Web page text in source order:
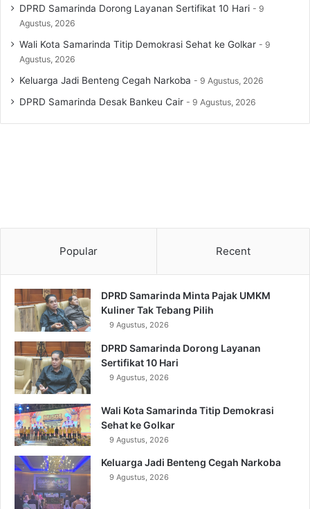
DPRD Samarinda Dorong Layanan Sertifikat 10 Hari
9
Agustus, 2026
Wali Kota Samarinda Titip Demokrasi Sehat ke Golkar
9
Agustus, 2026
Keluarga Jadi Benteng Cegah Narkoba 9 Agustus, 2026
DPRD Samarinda Desak Bankeu Cair 9 Agustus, 2026
Popular Recent
DPRD Samarinda Minta Pajak UMKM
Kuliner Tak Tebang Pilih
9 Agustus, 2026
DPRD Samarinda Dorong Layanan
Sertifikat 10 Hari
9 Agustus, 2026
Wali Kota Samarinda Titip Demokrasi
Sehat ke Golkar
9 Agustus, 2026
Keluarga Jadi Benteng Cegah Narkoba
9 Agustus, 2026